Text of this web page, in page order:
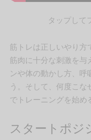
タップして
筋トレは正しいやり方
筋肉に十分な刺激を与
ンや体の動かし方、呼
う。そして、何度こ
でトレーニングを始め
スタートポジ